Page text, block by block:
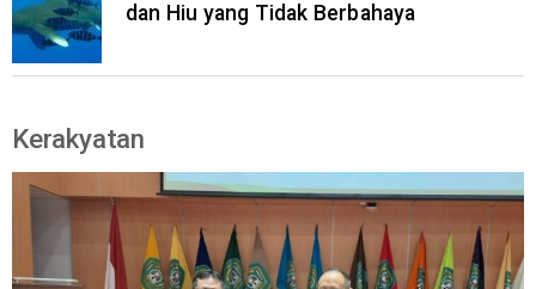
dan Hiu yang Tidak Berbahaya
Kerakyatan